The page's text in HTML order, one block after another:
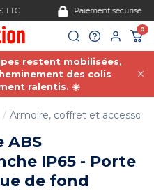
0
restent mobilisées,
des colis
ralentis. ☀️
Armoire, coffret et
ABS
IP65 - Porte
de fond